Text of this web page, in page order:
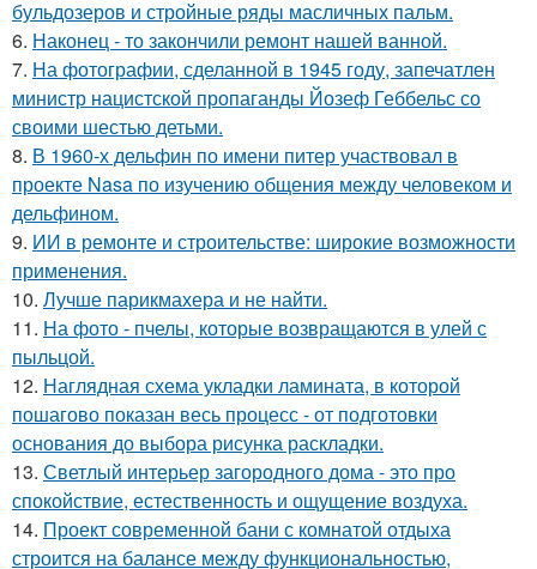
бульдозеров и стройные ряды масличных пальм.
6. Наконец - то закончили ремонт нашей ванной.
7. На фотографии, сделанной в 1945 году, запечатлен
министр нацистской пропаганды Йозеф Геббельс со
своими шестью детьми.
8. В 1960-х дельфин по имени питер участвовал в
проекте Nasa по изучению общения между человеком и
дельфином.
9. ИИ в ремонте и строительстве: широкие возможности
применения.
10. Лучше парикмахера и не найти.
11. На фото - пчелы, которые возвращаются в улей с
пыльцой.
12. Наглядная схема укладки ламината, в которой
пошагово показан весь процесс - от подготовки
основания до выбора рисунка раскладки.
13. Светлый интерьер загородного дома - это про
спокойствие, естественность и ощущение воздуха.
14. Проект современной бани с комнатой отдыха
строится на балансе между функциональностью,